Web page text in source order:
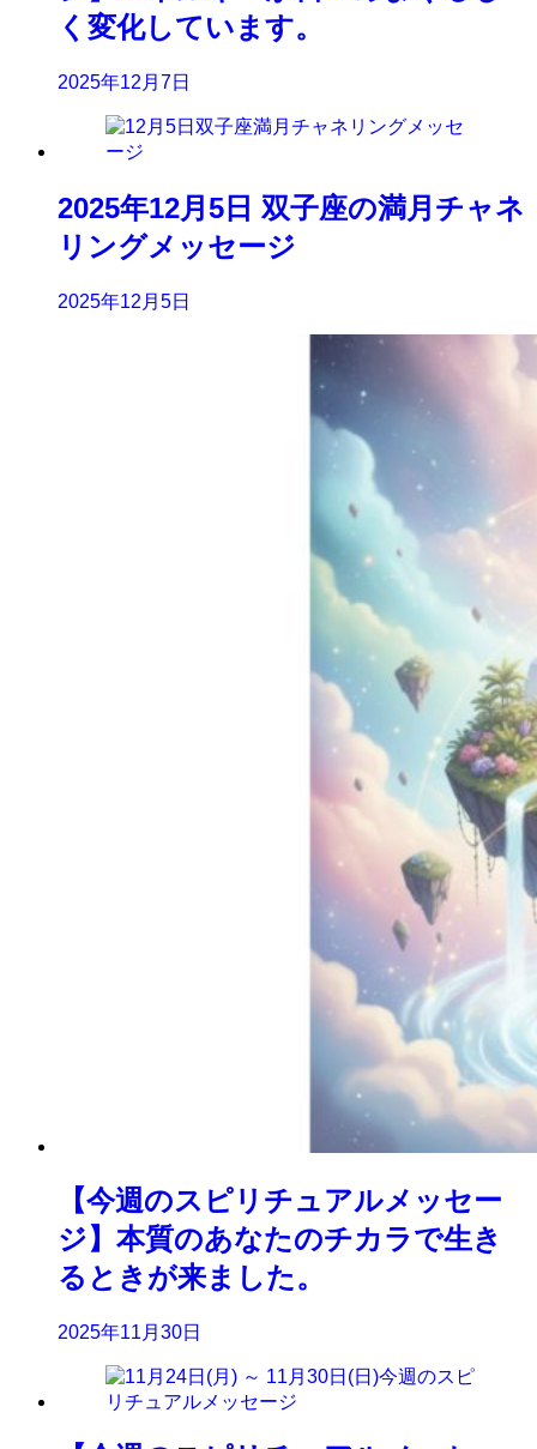
く変化しています。
2025年12月7日
2025年12月5日 双子座の満月チャネ
リングメッセージ
2025年12月5日
【今週のスピリチュアルメッセー
ジ】本質のあなたのチカラで生き
るときが来ました。
2025年11月30日